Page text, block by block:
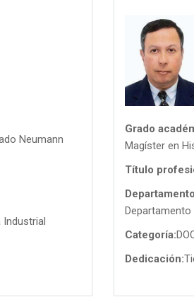
Neumann
Industrial
Grado
Magíster en
Título
Categoría:
Dedicación: